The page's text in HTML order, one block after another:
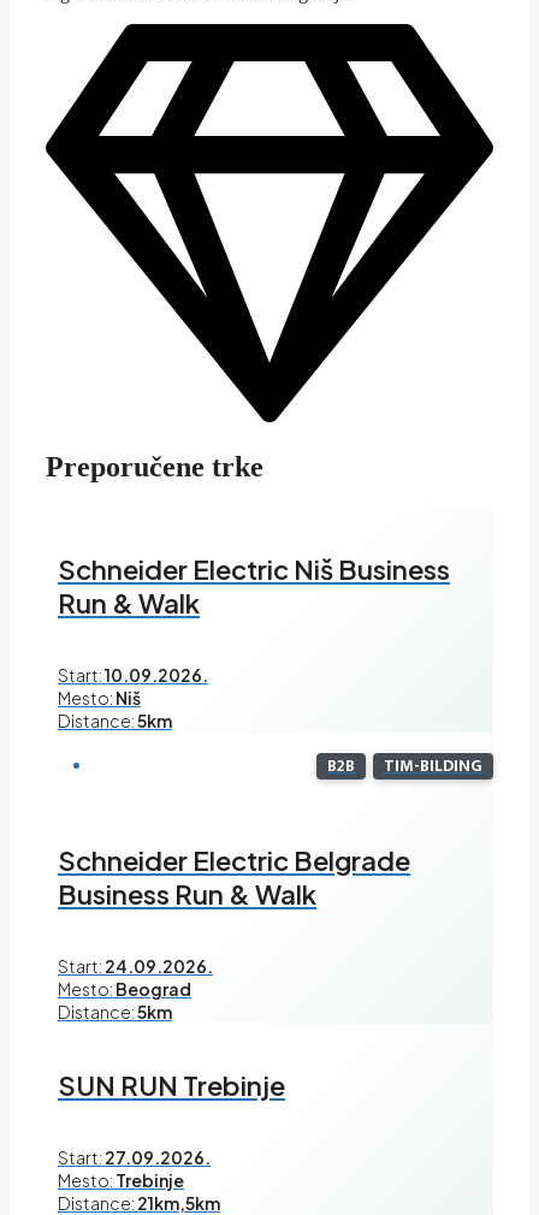
Preporučene trke
Schneider Electric Niš Business
Run & Walk
Start:10.09.2026.
Mesto: Niš
Distance:5km
B2B TIM-BILDING
Schneider Electric Belgrade
Business Run & Walk
Start: 24.09.2026.
Mesto: Beograd
Distance:5km
SUN RUN Trebinje
Start: 27.09.2026.
Mesto: Trebinje
Distance: 21km,5km